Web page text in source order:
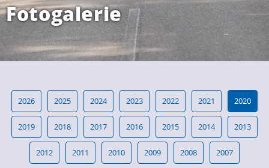
Fotogalerie
2026 2025 2024 2023 2022 2021 2020
2019 2018 2017 2016 2015 2014 2013
2012 2011 2010 2009 2008 2007